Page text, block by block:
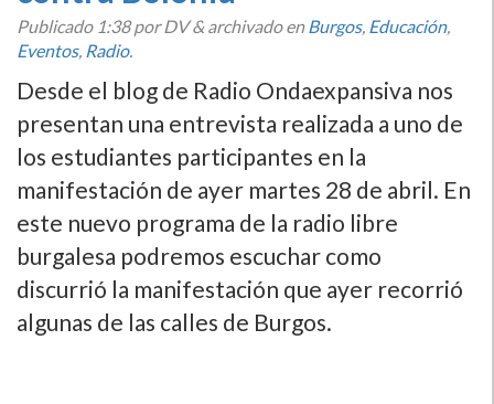
Publicado 1:38por DV&archivado enBurgos, Educación,
Eventos, Radio.
Desde el blog de Radio Ondaexpansiva nos
presentan una entrevista realizada a uno de
los estudiantes participantes en la
manifestación de ayer martes 28 de abril. En
este nuevo programa de la radio libre
burgalesa podremos escuchar como
discurrió la manifestación que ayer recorrió
algunas de las calles de Burgos.